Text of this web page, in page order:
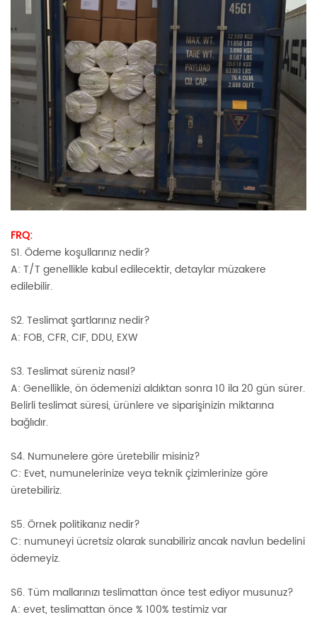
FRQ:
S1. Ödeme koşullarınız nedir?
A: T/T genellikle kabul edilecektir, detaylar müzakere
edilebilir.
S2. Teslimat şartlarınız nedir?
A: FOB, CFR, CIF, DDU, EXW
S3. Teslimat süreniz nasıl?
A: Genellikle, ön ödemenizi aldıktan sonra 10 ila 20 gün sürer.
Belirli teslimat süresi, ürünlere ve siparişinizin miktarına
bağlıdır.
S4. Numunelere göre üretebilir misiniz?
C: Evet, numunelerinize veya teknik çizimlerinize göre
üretebiliriz.
S5. Örnek politikanız nedir?
C: numuneyi ücretsiz olarak sunabiliriz ancak navlun bedelini
ödemeyiz.
S6. Tüm mallarınızı teslimattan önce test ediyor musunuz?
A: evet, teslimattan önce % 100% testimiz var